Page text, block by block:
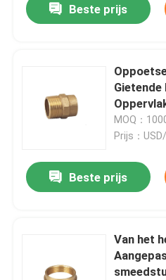
Beste prijs
Gietende
van de
3/8“ en
MOQ：
Prijs：
Beste prijs
Van het